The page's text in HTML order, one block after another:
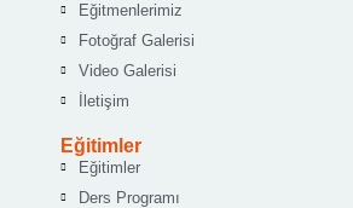
Eğitmenlerimiz
Fotoğraf Galerisi
Video Galerisi
İletişim
Eğitimler
Eğitimler
Ders Programı